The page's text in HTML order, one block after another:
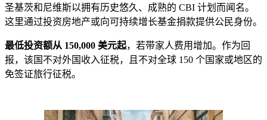
圣基茨和尼维斯以拥有历史悠久、成熟的 CBI 计划而闻名。
这里通过投资房地产或向可持续增长基金捐款提供公民身份。
最低投资额从 150,000 美元起，若带家人费用增加。作为回
报，该国不对外国收入征税，且不对全球 150 个国家或地区的
免签证旅行征税。